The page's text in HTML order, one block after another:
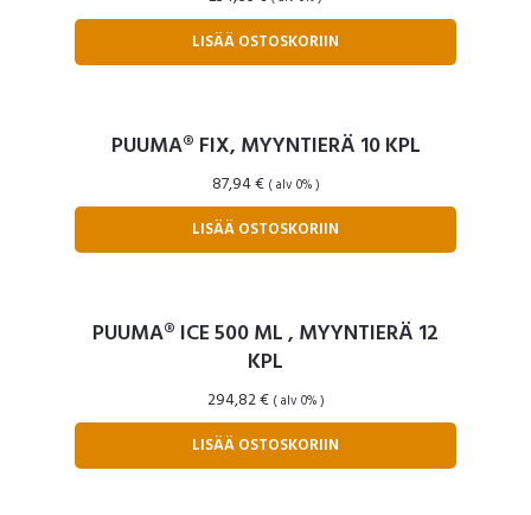
LISÄÄ OSTOSKORIIN
PUUMA® FIX, MYYNTIERÄ 10 KPL
87,94€ ( alv 0% )
LISÄÄ OSTOSKORIIN
PUUMA® ICE 500 ML , MYYNTIERÄ 12
KPL
294,82€ ( alv 0% )
LISÄÄ OSTOSKORIIN